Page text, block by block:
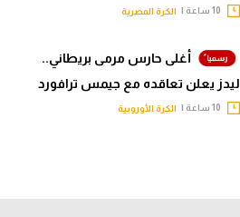
الكرة المصرية
أغلى حارس مرمى بريطاني..
ليدز يعلن تعاقده مع جيمس ترافورد
الكرة الأوروبية